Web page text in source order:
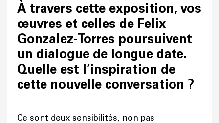
À travers cette exposition, vos
œuvres et celles de Felix
Gonzalez-Torres poursuivent
un dialogue de longue date.
Quelle est l’inspiration de
cette nouvelle conversation ?
Ce sont deux sensibilités, non pas